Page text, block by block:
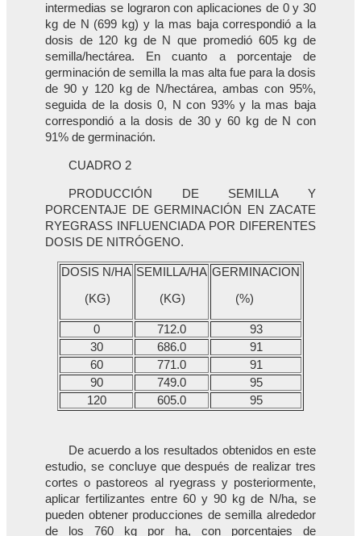
intermedias se lograron con aplicaciones de 0 y 30
kg de N (699 kg) y la mas baja correspondió a la
dosis de 120 kg de N que promedió 605 kg de
semilla/hectárea. En cuanto a porcentaje de
germinación de semilla la mas alta fue para la dosis
de 90 y 120 kg de N/hectárea, ambas con 95%,
seguida de la dosis 0, N con 93% y la mas baja
correspondió a la dosis de 30 y 60 kg de N con
91% de germinación.
CUADRO 2
PRODUCCIÓN DE SEMILLA Y
PORCENTAJE DE GERMINACIÓN EN ZACATE
RYEGRASS INFLUENCIADA POR DIFERENTES
DOSIS DE NITRÓGENO.
DOSIS N/HA
(KG)
SEMILLA/HA
(KG)
GERMINACION
(%)
0 712.0
93
30
686.0
91
60
771.0
91
90
749.0
95
120
605.0 95
De acuerdo a los resultados obtenidos en este
estudio, se concluye que después de realizar tres
cortes o pastoreos al ryegrass y posteriormente,
aplicar fertilizantes entre 60 y 90 kg de N/ha, se
pueden obtener producciones de semilla alrededor
de los 760 kg por ha, con porcentajes de